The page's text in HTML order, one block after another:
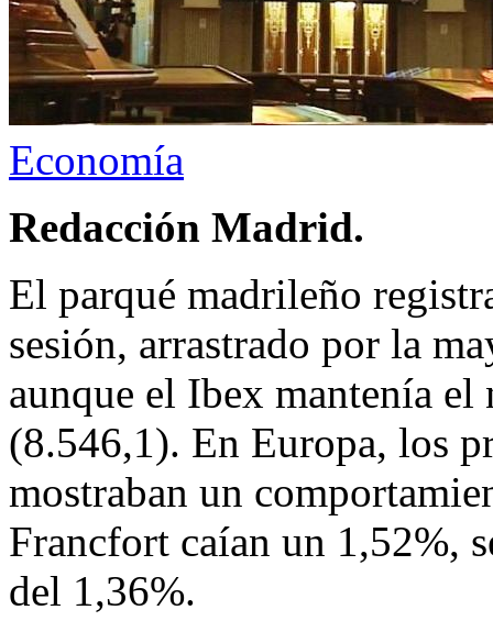
Economía
Redacción Madrid.
El parqué madrileño
sesión, arrastrado por la
aunque el Ibex mantenía
(8.546,1). En Europa, los
mostraban un
Francfort caían un 1,52%,
del 1,36%.